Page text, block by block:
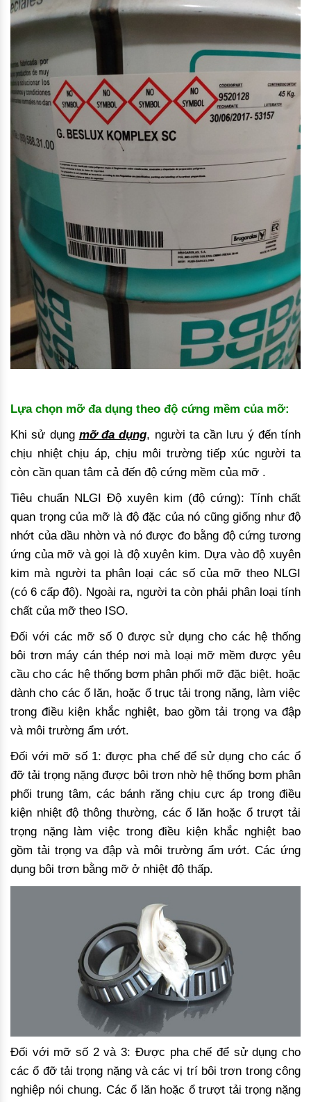
Lựa chọn mỡ đa dụng theo độ cứng mềm của mỡ:
Khi sử dụng mỡ đa dụng, người ta cần lưu ý đến tính
chịu nhiệt chịu áp, chịu môi trường tiếp xúc người ta
còn cần quan tâm cả đến độ cứng mềm của mỡ .
Tiêu chuẩn NLGI Độ xuyên kim (độ cứng): Tính chất
quan trọng của mỡ là độ đặc của nó cũng giống như độ
nhớt của dầu nhờn và nó được đo bằng độ cứng tương
ứng của mỡ và gọi là độ xuyên kim. Dựa vào độ xuyên
kim mà người ta phân loại các số của mỡ theo NLGI
(có 6 cấp độ). Ngoài ra, người ta còn phải phân loại tính
chất của mỡ theo ISO.
Đối với các mỡ số 0 được sử dụng cho các hệ thống
bôi trơn máy cán thép nơi mà loại mỡ mềm được yêu
cầu cho các hệ thống bơm phân phối mỡ đặc biệt. hoặc
dành cho các ổ lăn, hoặc ổ trục tải trọng nặng, làm việc
trong điều kiện khắc nghiệt, bao gồm tải trọng va đập
và môi trường ẩm ướt.
Đối với mỡ số 1: được pha chế để sử dụng cho các ổ
đỡ tải trọng nặng được bôi trơn nhờ hệ thống bơm phân
phối trung tâm, các bánh răng chịu cực áp trong điều
kiện nhiệt độ thông thường, các ổ lăn hoặc ổ trượt tải
trọng nặng làm việc trong điều kiện khắc nghiệt bao
gồm tải trọng va đập và môi trường ẩm ướt. Các ứng
dụng bôi trơn bằng mỡ ở nhiệt độ thấp.
Đối với mỡ số 2 và 3: Được pha chế để sử dụng cho
các ổ đỡ tải trọng nặng và các vị trí bôi trơn trong công
nghiệp nói chung. Các ổ lăn hoặc ổ trượt tải trọng nặng